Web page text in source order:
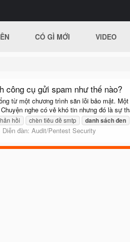
CÓ GÌ MỚI VIDEO
công cụ gửi spam như thế nào?
từ một chương trình săn lỗi bảo mật.
nghe có vẻ khó tin nhưng đó là sự
hồi chèn tiêu đề smtp danhsáchđen
Diễn đàn: Audit/Pentest Security